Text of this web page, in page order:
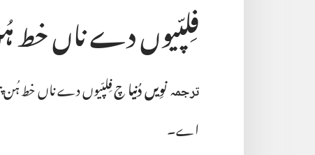
فِلپّیوں دے ناں
ترجمہنوِیں دُنیاچ فِلپّیوں دے ناں خط ہُن
اے۔‏